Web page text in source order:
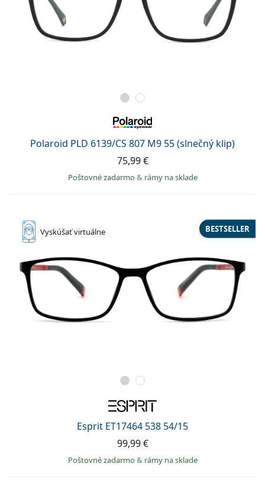
Polaroid PLD 6139/CS 807 M9 55 (slnečný klip)
75,99 €
Poštovné zadarmo& rámy na sklade
Vyskúšaťvirtuálne
Esprit ET17464 538 54/15
BESTSELLER
99,99 €
Poštovné zadarmo& rámy na sklade